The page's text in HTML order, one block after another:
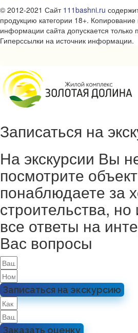
© 2012-2021 Сайт 111bashni.ru
продукцию категории 18+.
информации сайта допускается только
Гиперссылки на источник информации.
Записаться на
На экскурсии Вы
посмотрите
понаблюдаете за
строительства, но
все ответы на
Вас вопросы
Записаться на экскурсию
Заказать оценку